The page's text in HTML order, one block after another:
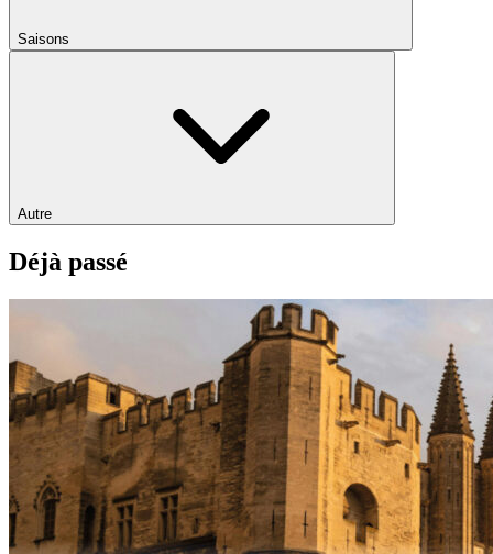
Saisons
Autre
Déjà passé